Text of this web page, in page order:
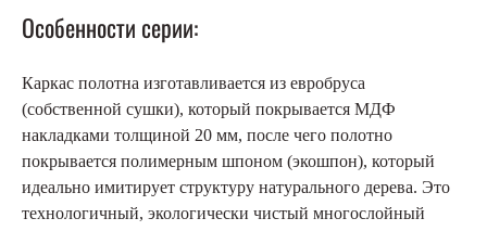
Особенности серии:
Каркас полотна изготавливается из евробруса
(собственной сушки), который покрывается МДФ
накладками толщиной 20 мм, после чего полотно
покрывается полимерным шпоном (экошпон), который
идеально имитирует структуру натурального дерева. Это
технологичный, экологически чистый многослойный